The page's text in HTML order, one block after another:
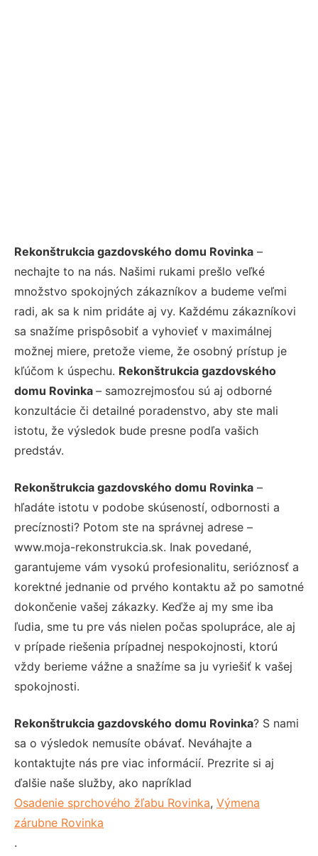
Rekonštrukcia gazdovského domu Rovinka –
nechajte to na nás. Našimi rukami prešlo veľké
množstvo spokojných zákazníkov a budeme veľmi
radi, ak sa k nim pridáte aj vy. Každému zákazníkovi
sa snažíme prispôsobiť a vyhovieť v maximálnej
možnej miere, pretože vieme, že osobný prístup je
kľúčom k úspechu. Rekonštrukcia gazdovského
domu Rovinka – samozrejmosťou sú aj odborné
konzultácie či detailné poradenstvo, aby ste mali
istotu, že výsledok bude presne podľa vašich
predstáv.
Rekonštrukcia gazdovského domu Rovinka –
hľadáte istotu v podobe skúseností, odbornosti a
precíznosti? Potom ste na správnej adrese –
www.moja-rekonstrukcia.sk. Inak povedané,
garantujeme vám vysokú profesionalitu, serióznosť a
korektné jednanie od prvého kontaktu až po samotné
dokončenie vašej zákazky. Keďže aj my sme iba
ľudia, sme tu pre vás nielen počas spolupráce, ale aj
v prípade riešenia prípadnej nespokojnosti, ktorú
vždy berieme vážne a snažíme sa ju vyriešiť k vašej
spokojnosti.
Rekonštrukcia gazdovského domu Rovinka? S nami
sa o výsledok nemusíte obávať. Neváhajte a
kontaktujte nás pre viac informácií. Prezrite si aj
ďalšie naše služby, ako napríklad
Osadenie sprchového žľabu Rovinka, Výmena
zárubne Rovinka
.